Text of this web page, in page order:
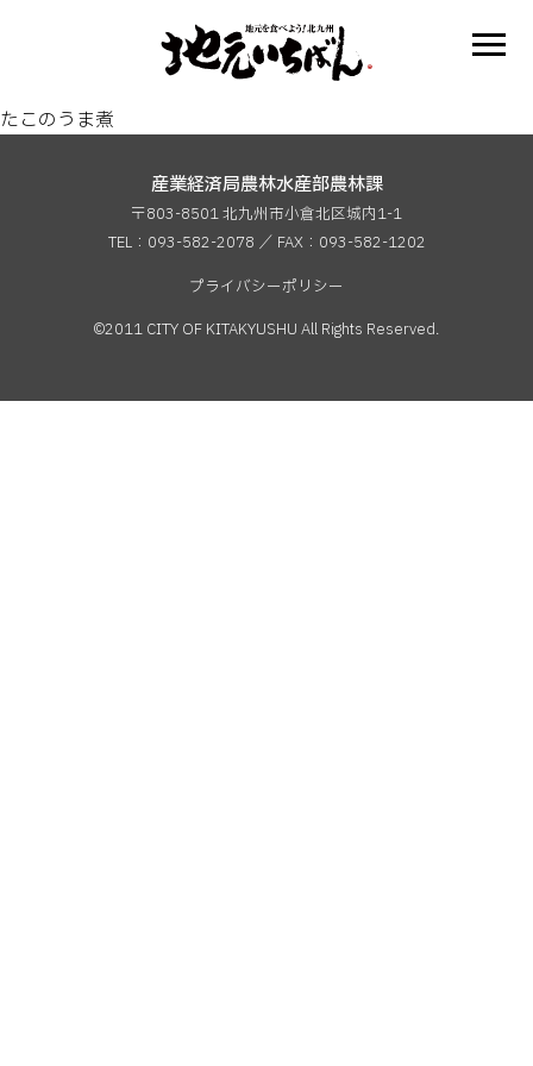
たこのうま煮
産業経済局農林水産部農林課
〒803-8501 北九州市小倉北区城内1-1
TEL：093-582-2078 ／ FAX： 093-582-1202
プライバシーポリシー
©2011 CITY OF KITAKYUSHU All Rights Reserved.